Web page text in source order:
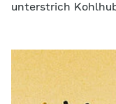
unterstrich